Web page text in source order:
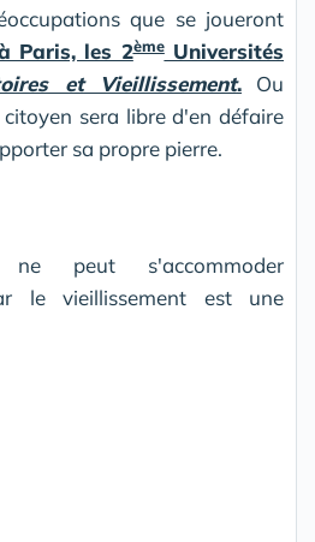
que se joueront
Paris, les 2èmeUniversités
et Vieillissement.Ou
sera libre d'en défaire
sa propre pierre.
ne peut s'accommoder
le vieillissement est une